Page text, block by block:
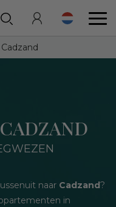
naar Cadzand?
in